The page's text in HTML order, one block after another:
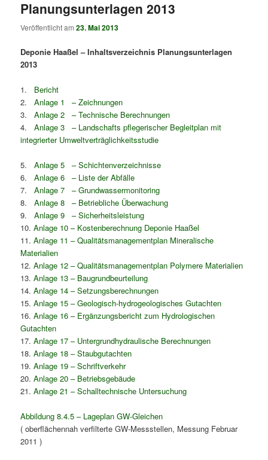
Planungsunterlagen 2013
Veröffentlicht am23. Mai 2013
Deponie Haaßel – Inhaltsverzeichnis Planungsunterlagen
2013
1. Bericht
2.Anlage 1 – Zeichnungen
3.Anlage 2 – Technische Berechnungen
4.
Anlage 3 – Landschafts pflegerischer Begleitplan mit
integrierter Umweltverträglichkeitsstudie
5.Anlage 5 – Schichtenverzeichnisse
6.Anlage 6 – Liste der Abfälle
7.Anlage 7 – Grundwassermonitoring
8.Anlage 8 – Betriebliche Überwachung
9.Anlage 9 – Sicherheitsleistung
10.Anlage 10 – Kostenberechnung Deponie Haaßel
11.Anlage 11 – Qualitätsmanagementplan Mineralische
Materialien
12.Anlage 12 – Qualitätsmanagementplan Polymere Materialien
13.Anlage 13 – Baugrundbeurteilung
14.Anlage 14 – Setzungsberechnungen
15.Anlage 15 – Geologisch-hydrogeologisches Gutachten
16.Anlage 16 – Ergänzungsbericht zum Hydrologischen
Gutachten
17.Anlage 17 – Untergrundhydraulische Berechnungen
18.Anlage 18 – Staubgutachten
19.Anlage 19 – Schriftverkehr
20.Anlage 20 – Betriebsgebäude
21.Anlage 21 – Schalltechnische Untersuchung
Abbildung 8.4.5 – Lageplan GW-Gleichen
( oberflächennah verfilterte GW-Messstellen, Messung Februar
2011 )